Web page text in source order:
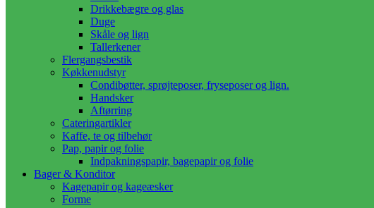
Drikkebægre og glas
Duge
Skåle og lign
Tallerkener
Flergangsbestik
Køkkenudstyr
Condibøtter, sprøjteposer, fryseposer og lign.
Handsker
Aftørring
Cateringartikler
Kaffe, te og tilbehør
Pap, papir og folie
Indpakningspapir, bagepapir og folie
Bager & Konditor
Kagepapir og kageæsker
Forme